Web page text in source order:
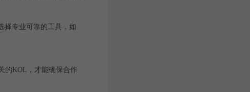
择专业可靠的工具，如
的KOL，才能确保合作